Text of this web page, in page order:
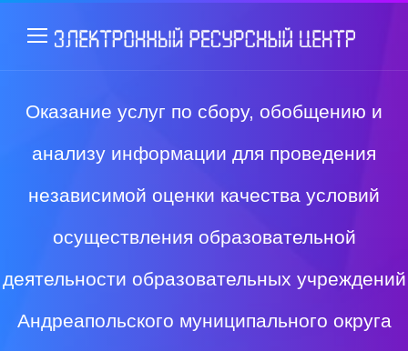
Оказание услуг по сбору, обобщению и
анализу информации для проведения
независимой оценки качества условий
осуществления образовательной
деятельности образовательных учреждений
Андреапольского муниципального округа